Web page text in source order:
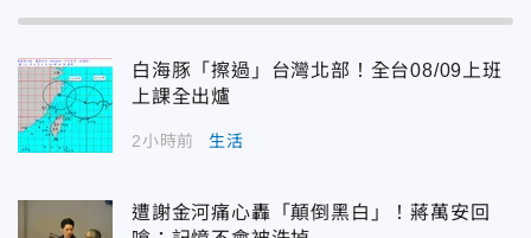
白海豚「擦過」台灣北部！全台08/09上班
上課全出爐
2小時前 生活
遭謝金河痛心轟「顛倒黑白」！蔣萬安回